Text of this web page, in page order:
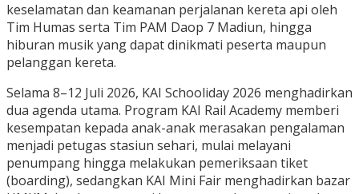
keselamatan dan keamanan perjalanan kereta api oleh
Tim Humas serta Tim PAM Daop 7 Madiun, hingga
hiburan musik yang dapat dinikmati peserta maupun
pelanggan kereta.
Selama 8–12 Juli 2026, KAI Schooliday 2026 menghadirkan
dua agenda utama. Program KAI Rail Academy memberi
kesempatan kepada anak-anak merasakan pengalaman
menjadi petugas stasiun sehari, mulai melayani
penumpang hingga melakukan pemeriksaan tiket
(boarding), sedangkan KAI Mini Fair menghadirkan bazar